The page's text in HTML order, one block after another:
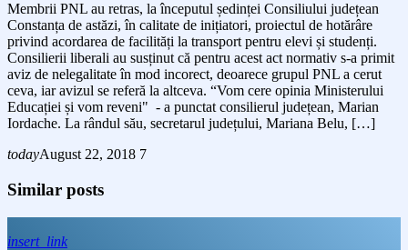
Membrii PNL au retras, la începutul ședinței Consiliului județean
Constanța de astăzi, în calitate de inițiatori, proiectul de hotărâre
privind acordarea de facilități la transport pentru elevi și studenți.
Consilierii liberali au susținut că pentru acest act normativ s-a primit
aviz de nelegalitate în mod incorect, deoarece grupul PNL a cerut
ceva, iar avizul se referă la altceva. “Vom cere opinia Ministerului
Educației și vom reveni" - a punctat consilierul județean, Marian
Iordache. La rândul său, secretarul județului, Mariana Belu, […]
todayAugust 22, 2018 7
Similar posts
insert_link